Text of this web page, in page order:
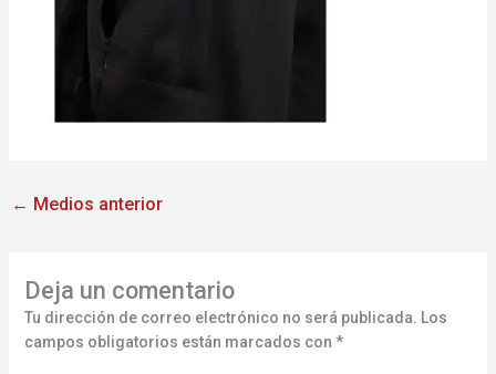
← Medios anterior
Deja un comentario
Tu dirección de correo electrónico no será publicada. Los
campos obligatorios están marcados con *